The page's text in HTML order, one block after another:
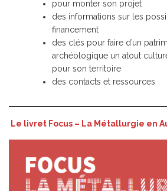
pour monter son projet
des informations sur les
financement
des clés pour faire d’un
archéologique un atout
pour son territoire
des contacts et ressources
Le livret Focus – La Métallurgie en